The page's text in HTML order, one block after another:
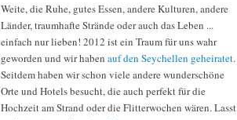
Weite, die Ruhe, gutes Essen, andere Kulturen, andere
Länder, traumhafte Strände oder auch das Leben ...
einfach nur lieben! 2012 ist ein Traum für uns wahr
geworden und wir haben auf den Seychellen geheiratet.
Seitdem haben wir schon viele andere wunderschöne
Orte und Hotels besucht, die auch perfekt für die
Hochzeit am Strand oder die Flitterwochen wären. Lasst